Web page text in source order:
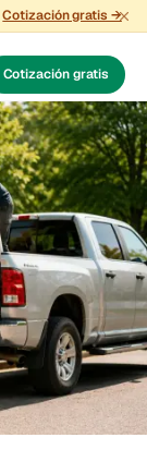
Cotización gratis →
Cotización gratis